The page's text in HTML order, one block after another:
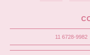
11 6728-9982